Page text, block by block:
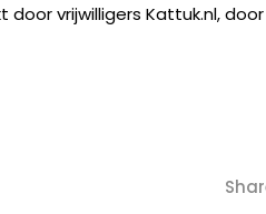
door vrijwilligers Kattuk.nl, door